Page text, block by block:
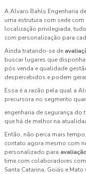
A Alvaro Bahls Engenharia
uma estrutura com sede
localização privilegiada,
com personalização para
Ainda tratando-se de
buscar lugares que
pós venda e qualidade
despercebidos e podem
Essa é a razão pela qual a
precursora no segmento
engenharia de segurança
que há de melhor na
Então, não perca mais
contato agora mesmo com
personalizado para
time com colaboradores
Santa Catarina, Goiás e